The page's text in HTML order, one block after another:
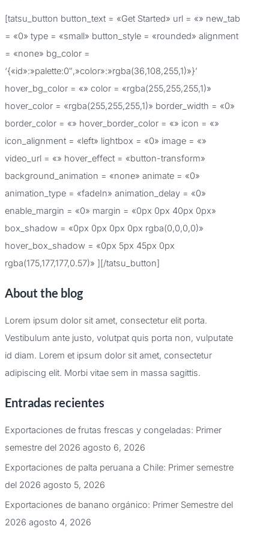
r
:
[tatsu_button button_text = «Get Started» url = «» new_tab
= «0» type = «small» button_style = «rounded» alignment
= «none» bg_color =
‘{«id»:»palette:0″,»color»:»rgba(36,108,255,1)»}’
hover_bg_color = «» color = «rgba(255,255,255,1)»
hover_color = «rgba(255,255,255,1)» border_width = «0»
border_color = «» hover_border_color = «» icon = «»
icon_alignment = «left» lightbox = «0» image = «»
video_url = «» hover_effect = «button-transform»
background_animation = «none» animate = «0»
animation_type = «fadeIn» animation_delay = «0»
enable_margin = «0» margin = «0px 0px 40px 0px»
box_shadow = «0px 0px 0px 0px rgba(0,0,0,0)»
hover_box_shadow = «0px 5px 45px 0px
rgba(175,177,177,0.57)» ][/tatsu_button]
About the blog
Lorem ipsum dolor sit amet, consectetur elit porta.
Vestibulum ante justo, volutpat quis porta non, vulputate
id diam. Lorem et ipsum dolor sit amet, consectetur
adipiscing elit. Morbi vitae sem in massa sagittis.
Entradas recientes
Exportaciones de frutas frescas y congeladas: Primer
semestre del 2026 agosto 6, 2026
Exportaciones de palta peruana a Chile: Primer semestre
del 2026 agosto 5, 2026
Exportaciones de banano orgánico: Primer Semestre del
2026 agosto 4, 2026